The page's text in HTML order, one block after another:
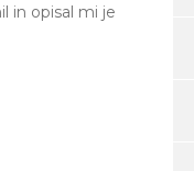
in opisal mi je